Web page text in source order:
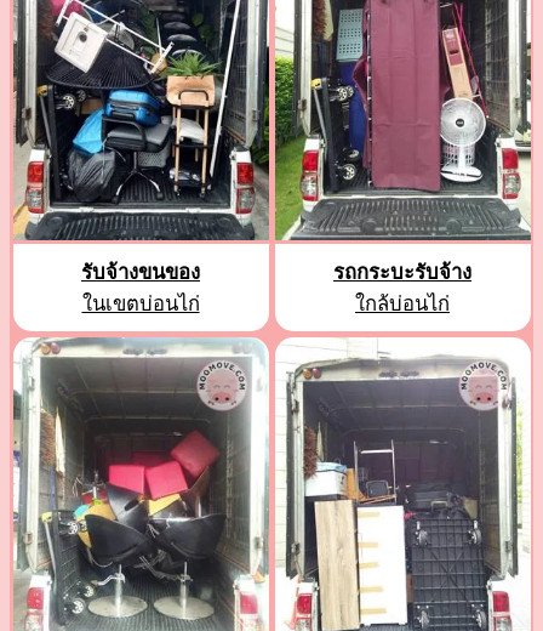
รับจ้างขนของ
ในเขตบ่อนไก่
รถกระบะรับจ้าง
ใกล้บ่อนไก่